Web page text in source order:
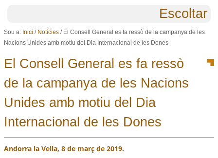
Escoltar
Sou a: Inici / Notícies / El Consell General es fa ressò de la campanya de les
Nacions Unides amb motiu del Dia Internacional de les Dones
El Consell General es fa ressò
de la campanya de les Nacions
Unides amb motiu del Dia
Internacional de les Dones
Andorra la Vella, 8 de març de 2019.